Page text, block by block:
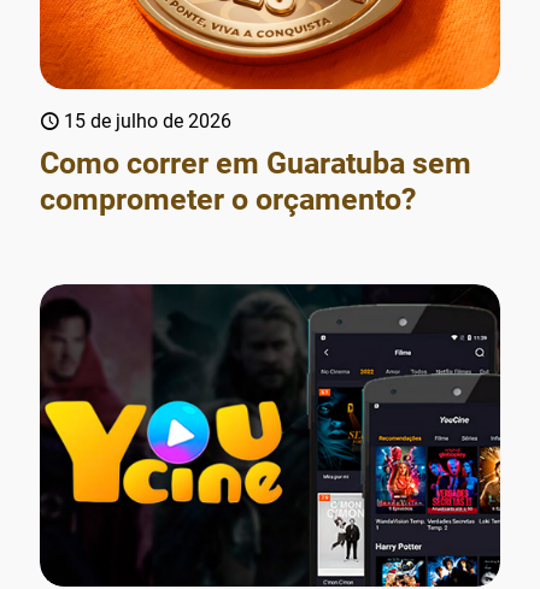
15 de julho de 2026
Como correr em Guaratuba sem
comprometer o orçamento?